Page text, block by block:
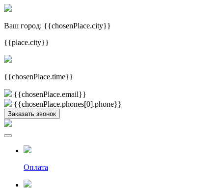
Ваш город: {{chosenPlace.city}}
{{place.city}}
{{chosenPlace.time}}
{{chosenPlace.email}}
{{chosenPlace.phones[0].phone}}
Заказать звонок
Оплата